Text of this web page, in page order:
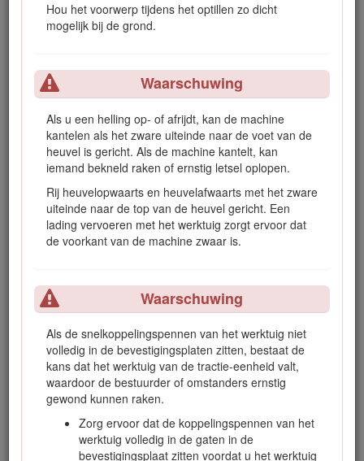
Hou het voorwerp tijdens het optillen zo dicht
mogelijk bij de grond.
Waarschuwing
Als u een helling op- of afrijdt, kan de machine
kantelen als het zware uiteinde naar de voet van de
heuvel is gericht. Als de machine kantelt, kan
iemand bekneld raken of ernstig letsel oplopen.
Rij heuvelopwaarts en heuvelafwaarts met het zware
uiteinde naar de top van de heuvel gericht. Een
lading vervoeren met het werktuig zorgt ervoor dat
de voorkant van de machine zwaar is.
Waarschuwing
Als de snelkoppelings­pennen van het werktuig niet
volledig in de bevestigings­platen zitten, bestaat de
kans dat het werktuig van de tractie-eenheid valt,
waardoor de bestuurder of omstanders ernstig
gewond kunnen raken.
Zorg ervoor dat de koppelingspennen van het
werktuig volledig in de gaten in de
bevestigingsplaat zitten voordat u het werktuig
Waarschuwing
Er kunnen ondergrondse elektriciteitskabels,
gasleidingen en/of telefoonlijnen door het werkgebied
lopen. Als u deze raakt kan dit een schok of explosie tot
gevolg hebben.
Zorg dat de ondergrondse kabels en leidingen
gemarkeerd worden op de locatie of in het werkgebied
en ontwijk de gemarkeerde gebieden.
Waarschuwing
stroomkabels. U kunt een schok krijgen als u een
stroomkabel raakt met een boom of een ander object
dat u transporteert.
Inspecteer en markeer het gebied waar er
bovengrondse stroomkabels zijn, en transporteer geen
bomen of grote objecten onder de stroomkabels.
Waarschuwing